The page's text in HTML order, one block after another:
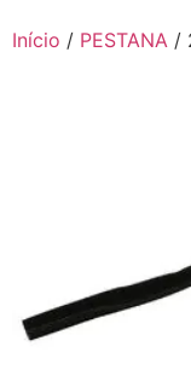
Início / PESTANA /